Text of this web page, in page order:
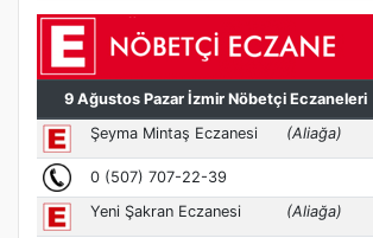
MÜFTÜ ABULSELAM